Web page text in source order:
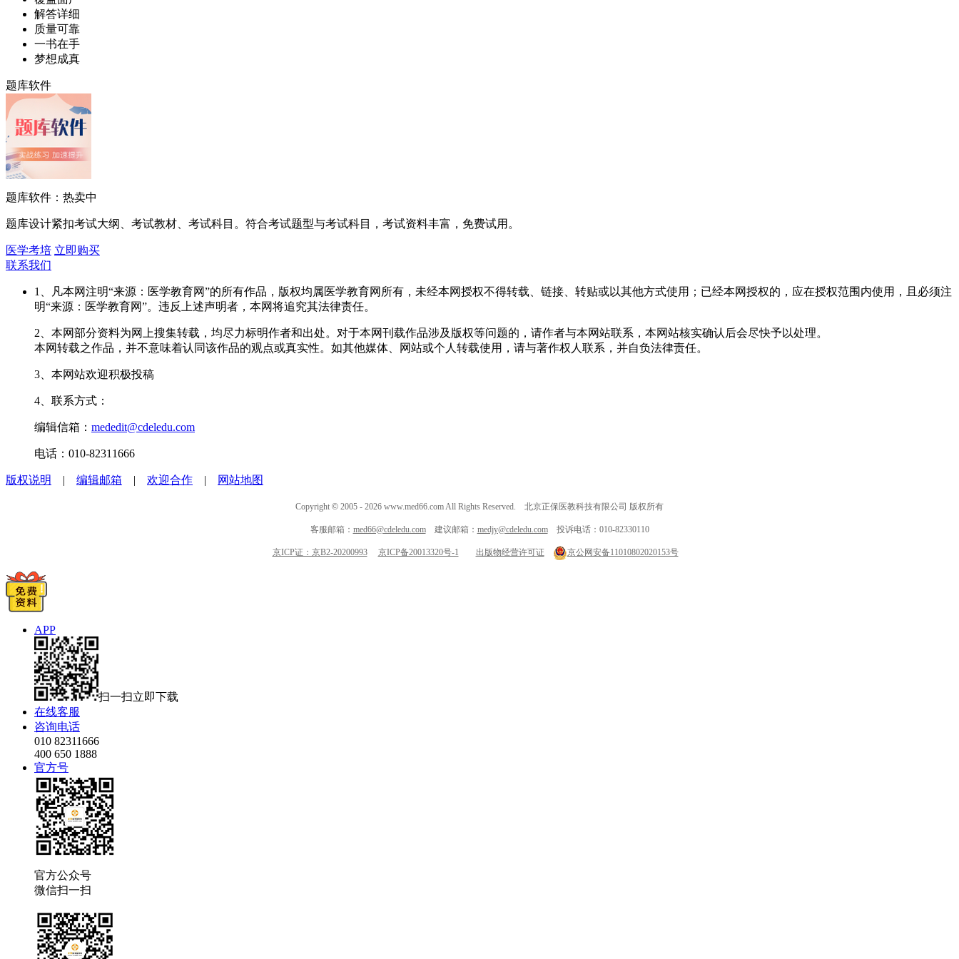
解答详细
质量可靠
一书在手
梦想成真
题库软件
题库软件：热卖中
题库设计紧扣考试大纲、考试教材、考试科目。符合考试题型与考试科目，考试资料丰富，免费试用。
医学考培 立即购买
联系我们
1、凡本网注明“来源：医学教育网”的所有作品，版权均属医学教育网所有，未经本网授权不得转载、链接、转贴或以其他方式使用；已经本网授权的，应在授权范围内使用，且必须注
明“来源：医学教育网”。违反上述声明者，本网将追究其法律责任。
2、本网部分资料为网上搜集转载，均尽力标明作者和出处。对于本网刊载作品涉及版权等问题的，请作者与本网站联系，本网站核实确认后会尽快予以处理。
本网转载之作品，并不意味着认同该作品的观点或真实性。如其他媒体、网站或个人转载使用，请与著作权人联系，并自负法律责任。
3、本网站欢迎积极投稿
4、联系方式：
编辑信箱： mededit@cdeledu.com
电话：010-82311666
版权说明 | 编辑邮箱 | 欢迎合作 | 网站地图
Copyright © 2005 - 2026 www.med66.com All Rights Reserved. 北京正保医教科技有限公司 版权所有
客服邮箱： med66@cdeledu.com建议邮箱： medjy@cdeledu.com投诉电话：010-82330110
京ICP证：京B2-20200993 京ICP备20013320号-1 出版物经营许可证 京公网安备11010802020153号
APP
扫一扫立即下载
在线客服
咨询电话
010 82311666
400 650 1888
官方号
官方公众号
微信扫一扫